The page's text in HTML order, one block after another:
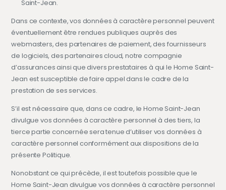
Saint-Jean.
Dans ce contexte, vos données à caractère personnel peuvent
éventuellement être rendues publiques auprès des
webmasters, des partenaires de paiement, des fournisseurs
de logiciels, des partenaires cloud, notre compagnie
d’assurances ainsi que divers prestataires à qui le Home Saint-
Jean est susceptible de faire appel dans le cadre de la
prestation de ses services.
S’il est nécessaire que, dans ce cadre, le Home Saint-Jean
divulgue vos données à caractère personnel à des tiers, la
tierce partie concernée sera tenue d’utiliser vos données à
caractère personnel conformément aux dispositions de la
présente Politique.
Nonobstant ce qui précède, il est toutefois possible que le
Home Saint-Jean divulgue vos données à caractère personnel